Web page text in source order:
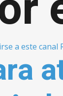
a este canal